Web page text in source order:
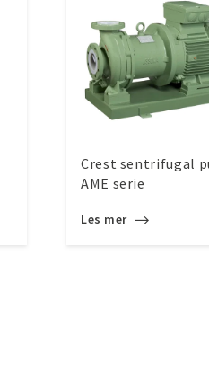
Crest sentrifugal
AME serie
Les mer